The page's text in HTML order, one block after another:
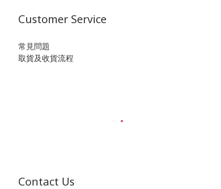
Customer Service
常見問題
取貨及收貨流程
Contact Us